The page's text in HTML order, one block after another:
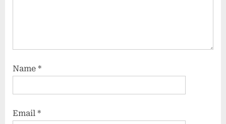
Name *
Email *